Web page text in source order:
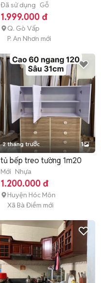
cũ
Đã sử dụng Gỗ
1.999.000 đ
Q. Gò Vấp
P. An Nhơn mới
2 tháng trước 1
tủ bếp treo tường 1m20
Mới Nhựa
1.200.000 đ
Huyện Hóc Môn
Xã Bà Điểm mới